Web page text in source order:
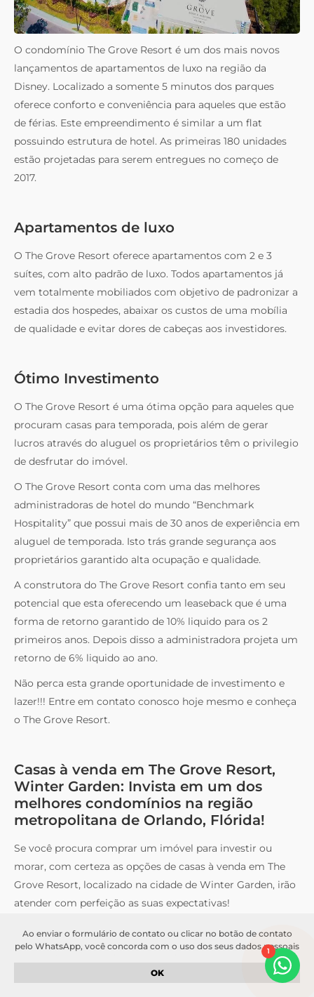
O condomínio The Grove Resort é um dos mais novos
lançamentos de apartamentos de luxo na região da
Disney. Localizado a somente 5 minutos dos parques
oferece conforto e conveniência para aqueles que estão
de férias. Este empreendimento é similar a um flat
possuindo estrutura de hotel. As primeiras 180 unidades
estão projetadas para serem entregues no começo de
2017.
Apartamentos de luxo
O The Grove Resort oferece apartamentos com 2 e 3
suítes, com alto padrão de luxo. Todos apartamentos já
vem totalmente mobiliados com objetivo de padronizar a
estadia dos hospedes, abaixar os custos de uma mobília
de qualidade e evitar dores de cabeças aos investidores.
Ótimo Investimento
O The Grove Resort é uma ótima opção para aqueles que
procuram casas para temporada, pois além de gerar
lucros através do aluguel os proprietários têm o privilegio
de desfrutar do imóvel.
O The Grove Resort conta com uma das melhores
administradoras de hotel do mundo “Benchmark
Hospitality” que possui mais de 30 anos de experiência em
aluguel de temporada. Isto trás grande segurança aos
proprietários garantido alta ocupação e qualidade.
A construtora do The Grove Resort confia tanto em seu
potencial que esta oferecendo um leaseback que é uma
forma de retorno garantido de 10% liquido para os 2
primeiros anos. Depois disso a administradora projeta um
retorno de 6% liquido ao ano.
Não perca esta grande oportunidade de investimento e
lazer!!! Entre em contato conosco hoje mesmo e conheça
o The Grove Resort.
Casas à venda em The Grove Resort,
Winter Garden: Invista em um dos
melhores condomínios na região
metropolitana de Orlando, Flórida!
Se você procura comprar um imóvel para investir ou
morar, com certeza as opções de casas à venda em The
Grove Resort, localizado na cidade de Winter Garden, irão
atender com perfeição as suas expectativas!
1
Ao enviar o formulário de contato ou clicar no botão de contato
pelo WhatsApp, você concorda com o uso dos seus dados pessoais
para fins de comunicação e atendimento. Seus dados serão
tratados de acordo com a nossapolítica de privacidade
. Garantimos
que suas informações serão mantidas em sigilo e não serão
OK